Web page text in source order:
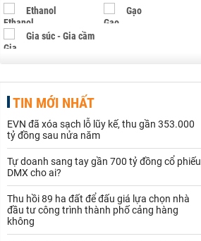
Ethanol Gạo
Gia súc - Gia cầm
Hạt điều
Khí đốt
Kim loại khác Mắc ca
Muối Ngũ cốc
Nhựa - Hạt nhựa
TIN MỚI NHẤT
EVN đã xóa sạch lỗ lũy kế, thu gần 353.000
tỷ đồng sau nửa năm
Tự doanh sang tay gần 700 tỷ đồng cổ phiếu
DMX cho ai?
Thu hồi 89 ha đất để đấu giá lựa chọn nhà
đầu tư công trình thành phố cảng hàng
không